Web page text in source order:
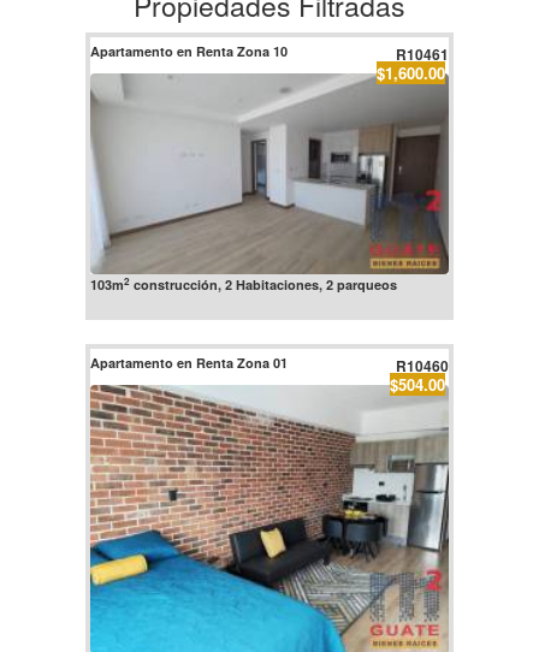
Apartamento en Renta Zona 10 R10461
$1,600.00
103m2construcción, 2 Habitaciones, 2 parqueos
Apartamento en Renta Zona 01 R10460
$504.00